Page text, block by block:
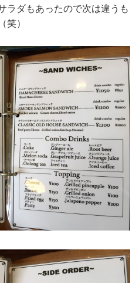
ラダもあったので次は違うも
笑）